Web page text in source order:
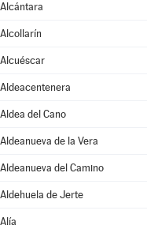
Alcántara
Alcollarín
Alcuéscar
Aldeacentenera
Aldea del Cano
Aldeanueva de la Vera
Aldeanueva del Camino
Aldehuela de Jerte
Alía